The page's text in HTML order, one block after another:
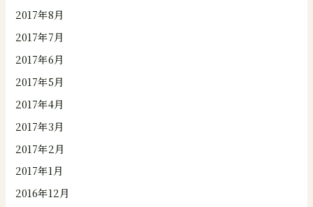
2017年8月
2017年7月
2017年6月
2017年5月
2017年4月
2017年3月
2017年2月
2017年1月
2016年12月